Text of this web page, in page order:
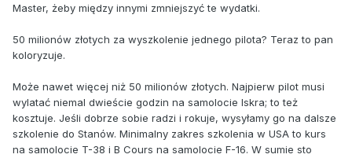
Master, żeby między innymi zmniejszyć te wydatki.
50 milionów złotych za wyszkolenie jednego pilota? Teraz to pan
koloryzuje.
Może nawet więcej niż 50 milionów złotych. Najpierw pilot musi
wylatać niemal dwieście godzin na samolocie Iskra; to też
kosztuje. Jeśli dobrze sobie radzi i rokuje, wysyłamy go na dalsze
szkolenie do Stanów. Minimalny zakres szkolenia w USA to kurs
na samolocie T-38 i B Cours na samolocie F-16. W sumie sto